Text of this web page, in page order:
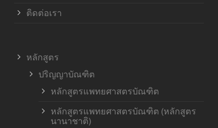
ติดต่อเรา
หลักสูตร
ปริญญาบัณฑิต
หลักสูตรแพทยศาสตรบัณฑิต
หลักสูตรแพทยศาสตรบัณฑิต (หลักสูตร
นานาชาติ)